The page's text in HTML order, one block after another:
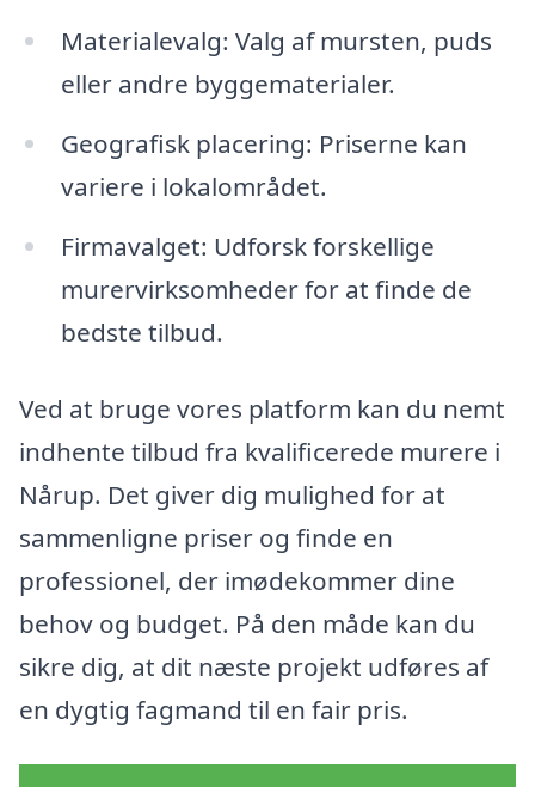
Materialevalg: Valg af mursten, puds
eller andre byggematerialer.
Geografisk placering: Priserne kan
variere i lokalområdet.
Firmavalget: Udforsk forskellige
murervirksomheder for at finde de
bedste tilbud.
Ved at bruge vores platform kan du nemt
indhente tilbud fra kvalificerede murere i
Nårup. Det giver dig mulighed for at
sammenligne priser og finde en
professionel, der imødekommer dine
behov og budget. På den måde kan du
sikre dig, at dit næste projekt udføres af
en dygtig fagmand til en fair pris.